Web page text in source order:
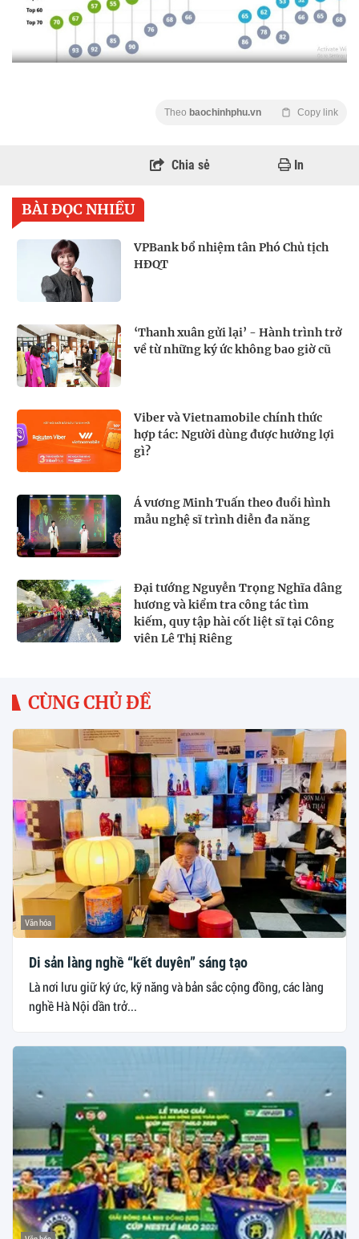
Theo baochinhphu.vn Copy link
Chia sẻ In
BÀI ĐỌC NHIỀU
VPBank bổ nhiệm tân Phó Chủ tịch
HĐQT
‘Thanh xuân gửi lại’ - Hành trình trở
về từ những ký ức không bao giờ cũ
Viber và Vietnamobile chính thức
hợp tác: Người dùng được hưởng lợi
gì?
Á vương Minh Tuấn theo đuổi hình
mẫu nghệ sĩ trình diễn đa năng
Đại tướng Nguyễn Trọng Nghĩa dâng
hương và kiểm tra công tác tìm
kiếm, quy tập hài cốt liệt sĩ tại Công
viên Lê Thị Riêng
CÙNG CHỦ ĐỀ
Văn hóa
Di sản làng nghề “kết duyên” sáng tạo
Là nơi lưu giữ ký ức, kỹ năng và bản sắc cộng đồng, các làng
nghề Hà Nội dần trở...